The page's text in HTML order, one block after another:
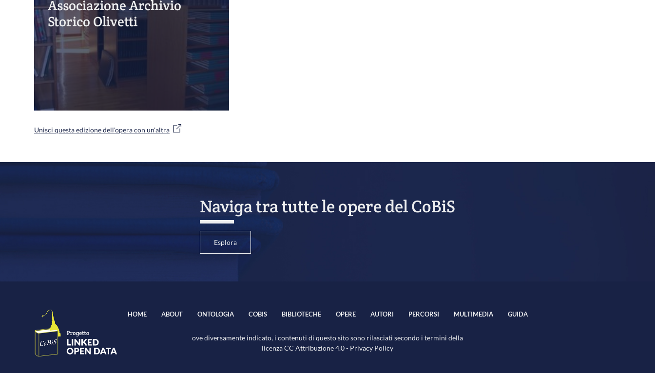
Associazione Archivio
Storico Olivetti
Unisci questa edizione dell'opera con un'altra
Naviga tra tutte le opere del CoBiS
Esplora
HOME ABOUT ONTOLOGIA COBIS BIBLIOTECHE OPERE AUTORI PERCORSI MULTIMEDIA GUIDA
ove diversamente indicato, i contenuti di questo sito sono rilasciati secondo i termini della
licenzaCC Attribuzione 4.0- Privacy Policy